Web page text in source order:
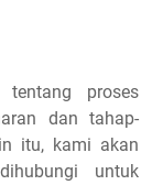
proses
dan tahap-
itu, kami akan
untuk